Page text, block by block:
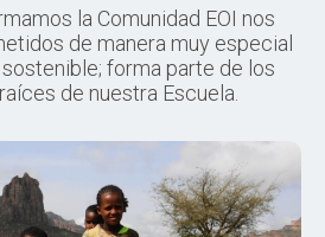
la Comunidad EOI nos
de manera muy especial
forma parte de los
de nuestra Escuela.